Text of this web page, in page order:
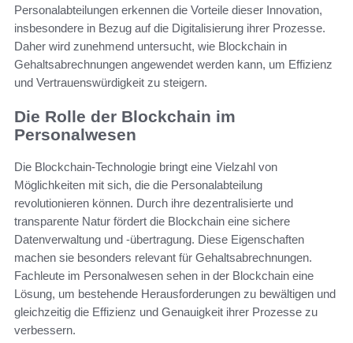
Personalabteilungen erkennen die Vorteile dieser Innovation,
insbesondere in Bezug auf die Digitalisierung ihrer Prozesse.
Daher wird zunehmend untersucht, wie Blockchain in
Gehaltsabrechnungen angewendet werden kann, um Effizienz
und Vertrauenswürdigkeit zu steigern.
Die Rolle der Blockchain im
Personalwesen
Die Blockchain-Technologie bringt eine Vielzahl von
Möglichkeiten mit sich, die die Personalabteilung
revolutionieren können. Durch ihre dezentralisierte und
transparente Natur fördert die Blockchain eine sichere
Datenverwaltung und -übertragung. Diese Eigenschaften
machen sie besonders relevant für Gehaltsabrechnungen.
Fachleute im Personalwesen sehen in der Blockchain eine
Lösung, um bestehende Herausforderungen zu bewältigen und
gleichzeitig die Effizienz und Genauigkeit ihrer Prozesse zu
verbessern.